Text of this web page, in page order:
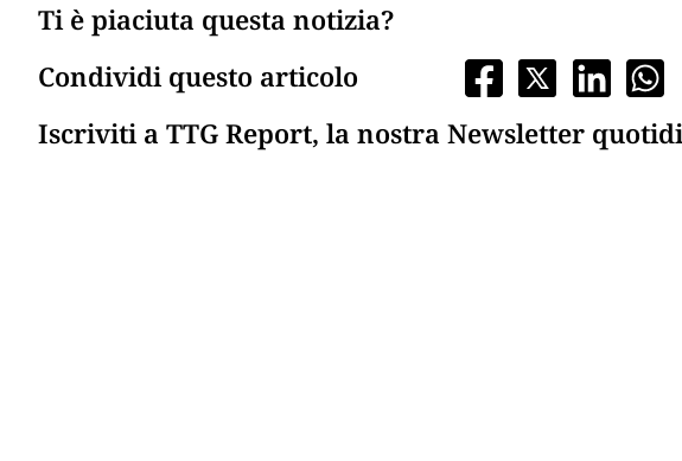
Ti è piaciuta questa notizia?
Condividi questo articolo
Iscriviti a TTG Report, la nostra Newsletter